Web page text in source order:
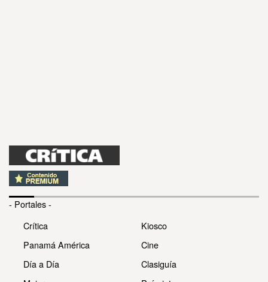
- Portales -
Crítica
Panamá América
Día a Día
Kiosco
Cine
Clasiguía